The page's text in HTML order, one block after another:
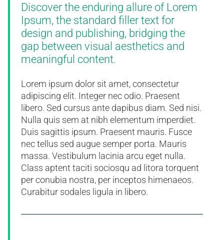
Discover the enduring allure of Lorem
Ipsum, the standard filler text for
design and publishing, bridging the
gap between visual aesthetics and
meaningful content.
Lorem ipsum dolor sit amet, consectetur
adipiscing elit. Integer nec odio. Praesent
libero. Sed cursus ante dapibus diam. Sed nisi.
Nulla quis sem at nibh elementum imperdiet.
Duis sagittis ipsum. Praesent mauris. Fusce
nec tellus sed augue semper porta. Mauris
massa. Vestibulum lacinia arcu eget nulla.
Class aptent taciti sociosqu ad litora torquent
per conubia nostra, per inceptos himenaeos.
Curabitur sodales ligula in libero.